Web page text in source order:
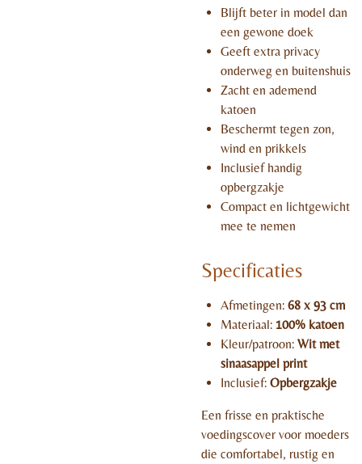
Blijft beter in model dan
een gewone doek
Geeft extra privacy
onderweg en buitenshuis
Zacht en ademend
katoen
Beschermt tegen zon,
wind en prikkels
Inclusief handig
opbergzakje
Compact en lichtgewicht
mee te nemen
Specificaties
Afmetingen: 68 x 93 cm
Materiaal: 100% katoen
Kleur/patroon: Wit met
sinaasappel print
Inclusief: Opbergzakje
Een frisse en praktische
voedingscover voor moeders
die comfortabel, rustig en